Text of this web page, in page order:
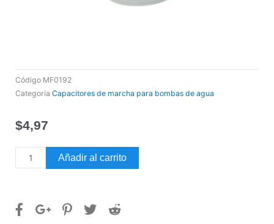
Código MF0192
Categoría Capacitores de marcha para bombas de agua
$4,97
Capacitor
Marcha
P/Bomba
Añadir al carrito